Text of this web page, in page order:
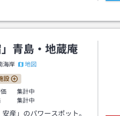
」青島・地蔵庵
海岸 地図
設
集計中
集計中
産」のパワースポット。